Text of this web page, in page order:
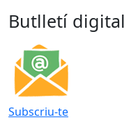
Butlletí digital
Subscriu-te